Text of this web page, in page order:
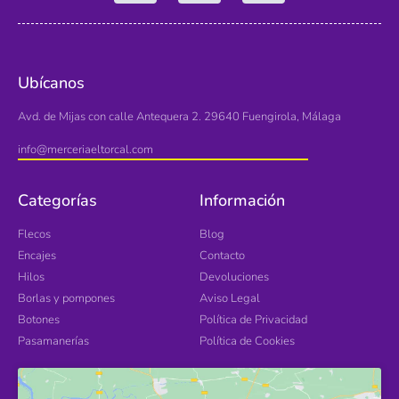
Ubícanos
Avd. de Mijas con calle Antequera 2. 29640 Fuengirola, Málaga
info@merceriaeltorcal.com
Categorías
Flecos
Encajes
Hilos
Borlas y pompones
Botones
Pasamanerías
Información
Blog
Contacto
Devoluciones
Aviso Legal
Política de Privacidad
Política de Cookies